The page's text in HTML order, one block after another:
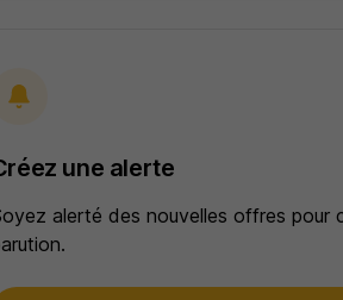
une alerte
alerté des nouvelles offres pour